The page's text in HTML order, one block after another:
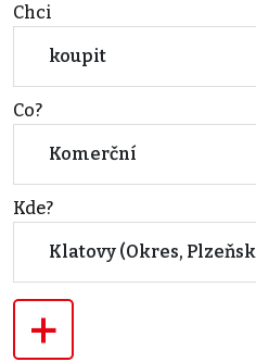
Chci
koupit
Co?
Komerční
Kde?
Klatovy (Okres,
+